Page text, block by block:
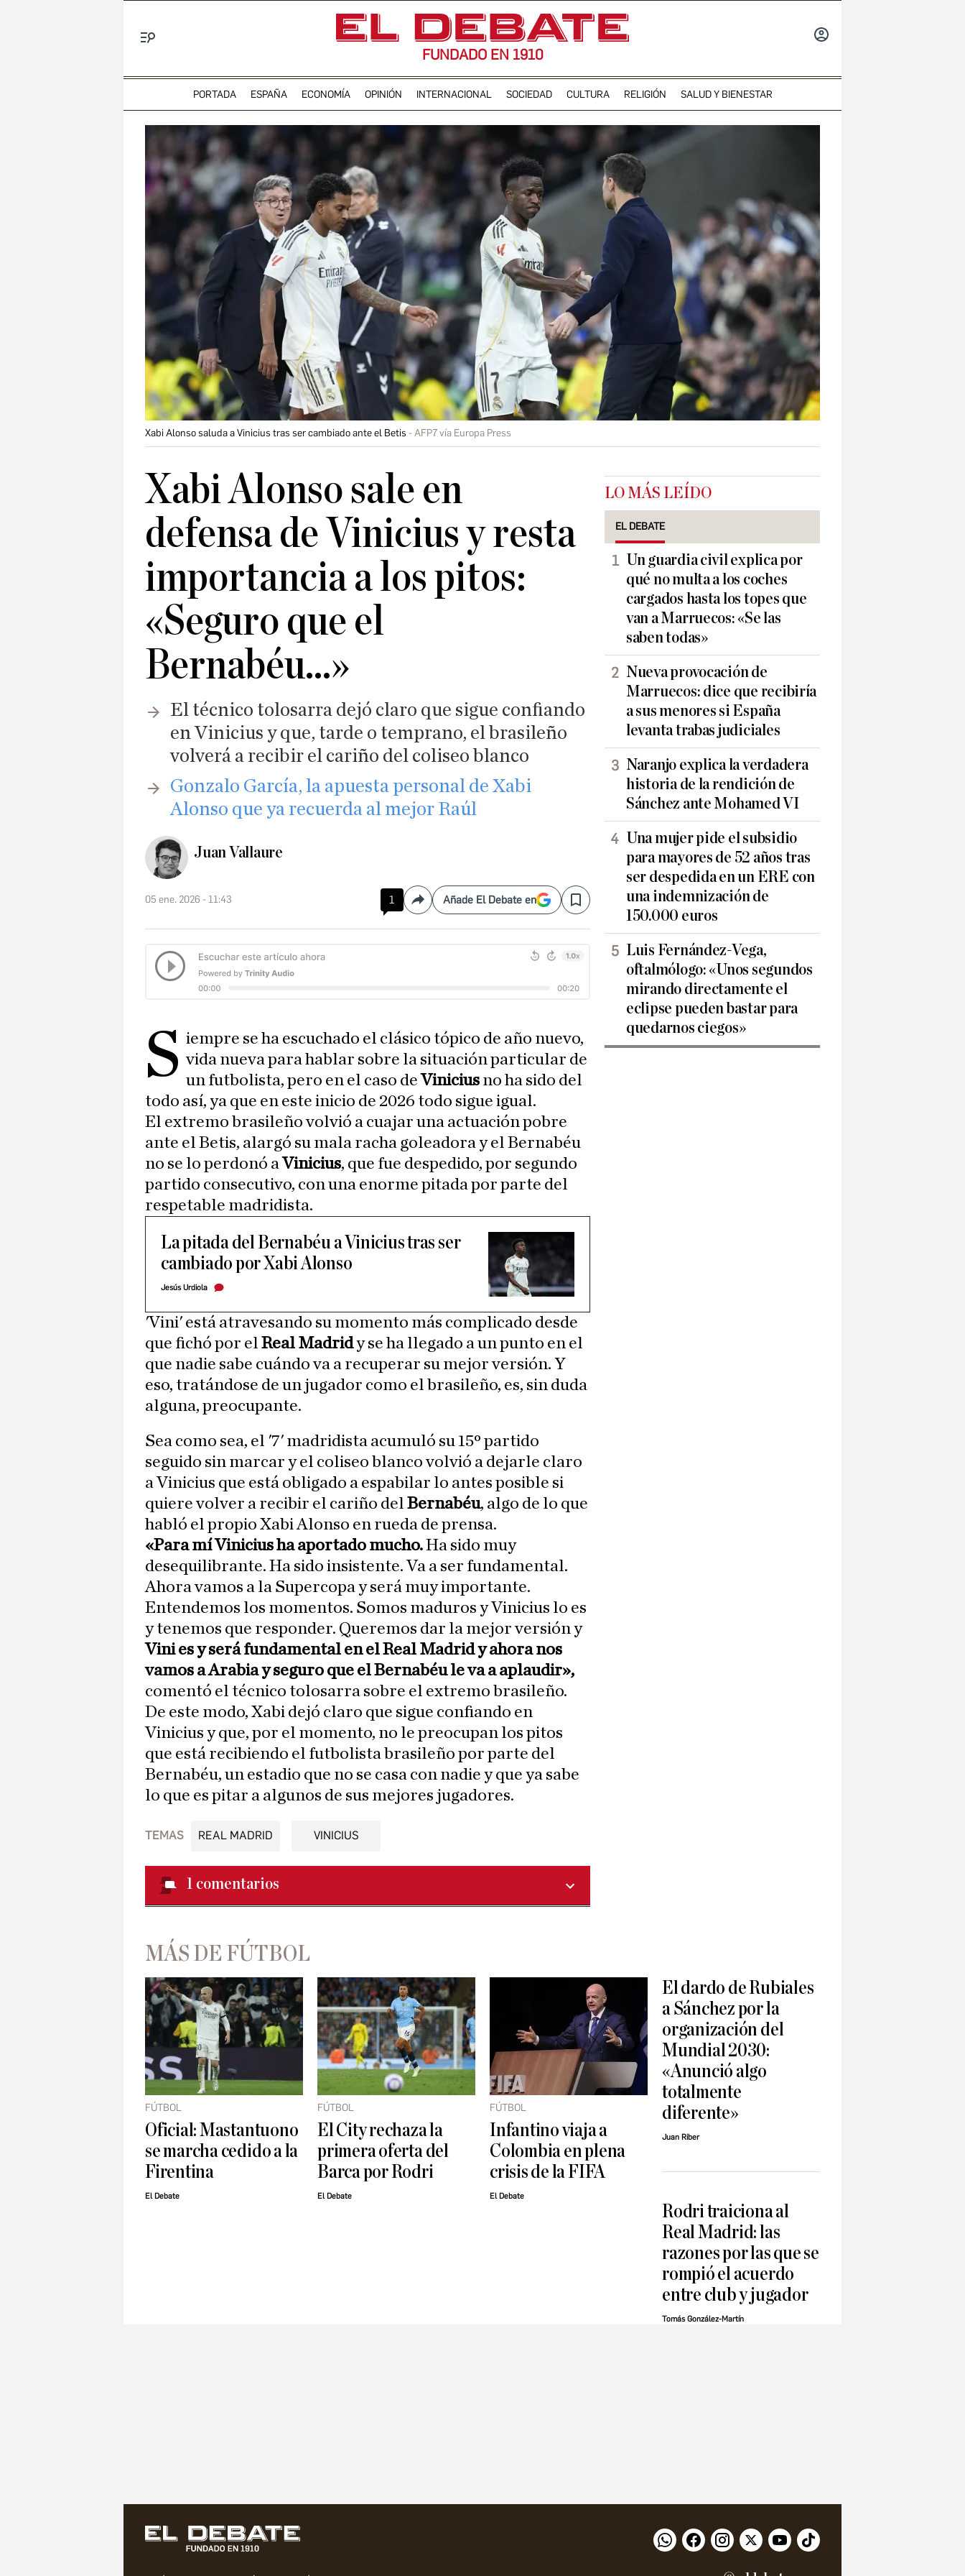
FUNDADO EN 1910
PORTADA ESPAÑA ECONOMÍA OPINIÓN INTERNACIONAL SOCIEDAD CULTURA RELIGIÓN SALUD Y BIENESTAR
Xabi Alonso saluda a Vinicius tras ser cambiado ante el Betis AFP7 vía Europa Press
Xabi Alonso sale en
defensa de Vinicius y resta
importancia a los pitos:
«Seguro que el
Bernabéu...»
El técnico tolosarra dejó claro que sigue confiando
en Vinicius y que, tarde o temprano, el brasileño
volverá a recibir el cariño del coliseo blanco
Gonzalo García, la apuesta personal de Xabi
Alonso que ya recuerda al mejor Raúl
Juan Vallaure
05 ene. 2026 - 11:43 1 CompartirAñade El Debate en Save
S iempre se ha escuchado el clásico tópico de año nuevo,
vida nueva para hablar sobre la situación particular de
un futbolista, pero en el caso deVinicius no ha sido del
todo así, ya que en este inicio de 2026 todo sigue igual.
El extremo brasileño volvió a cuajar una actuación pobre
ante el Betis, alargó su mala racha goleadora y el Bernabéu
no se lo perdonó aVinicius, que fue despedido, por segundo
partido consecutivo, con una enorme pitada por parte del
respetable madridista.
La pitada del Bernabéu a Vinicius tras ser
cambiado por Xabi Alonso
Jesús Urdiola
'Vini' está atravesando su momento más complicado desde
que fichó por el Real Madridy se ha llegado a un punto en el
que nadie sabe cuándo va a recuperar su mejor versión. Y
eso, tratándose de un jugador como el brasileño, es, sin duda
alguna, preocupante.
Sea como sea, el '7' madridista acumuló su 15º partido
seguido sin marcar y el coliseo blanco volvió a dejarle claro
a Vinicius que está obligado a espabilar lo antes posible si
quiere volver a recibir el cariño del Bernabéu, algo de lo que
habló el propio Xabi Alonso en rueda de prensa.
«Para mí Vinicius ha aportado mucho.Ha sido muy
desequilibrante. Ha sido insistente. Va a ser fundamental.
Ahora vamos a la Supercopa y será muy importante.
Entendemos los momentos. Somos maduros y Vinicius lo es
y tenemos que responder. Queremos dar la mejor versión y
Vini es y será fundamental en el Real Madrid y ahora nos
vamos a Arabia y seguro que el Bernabéu le va a aplaudir»,
comentó el técnico tolosarra sobre el extremo brasileño.
De este modo, Xabi dejó claro que sigue confiando en
Vinicius y que, por el momento, no le preocupan los pitos
que está recibiendo el futbolista brasileño por parte del
Bernabéu, un estadio que no se casa con nadie y que ya sabe
lo que es pitar a algunos de sus mejores jugadores.
TEMAS REAL MADRID VINICIUS
1 comentarios
LO MÁS LEÍDO
EL DEBATE
Un guardia civil explica por
qué no multa a los coches
cargados hasta los topes que
van a Marruecos: «Se las
saben todas»
Nueva provocación de
Marruecos: dice que recibiría
a sus menores si España
levanta trabas judiciales
Naranjo explica la verdadera
historia de la rendición de
Sánchez ante Mohamed VI
Una mujer pide el subsidio
para mayores de 52 años tras
ser despedida en un ERE con
una indemnización de
150.000 euros
Luis Fernández-Vega,
oftalmólogo: «Unos segundos
mirando directamente el
eclipse pueden bastar para
quedarnos ciegos»
MÁS DE FÚTBOL
FÚTBOL
Oficial: Mastantuono
se marcha cedido a la
Firentina
El Debate
FÚTBOL
El City rechaza la
primera oferta del
Barca por Rodri
El Debate
FÚTBOL
Infantino viaja a
Colombia en plena
crisis de la FIFA
El Debate
El dardo de Rubiales
a Sánchez por la
organización del
Mundial 2030:
«Anunció algo
totalmente
diferente»
Juan Riber
Rodri traiciona al
Real Madrid: las
razones por las que se
rompió el acuerdo
entre club y jugador
Tomás González-Martín